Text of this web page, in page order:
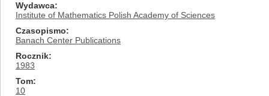
Wydawca
Institute of Mathematics Polish Academy of Sciences
Czasopismo
Banach Center Publications
Rocznik
1983
Tom
10